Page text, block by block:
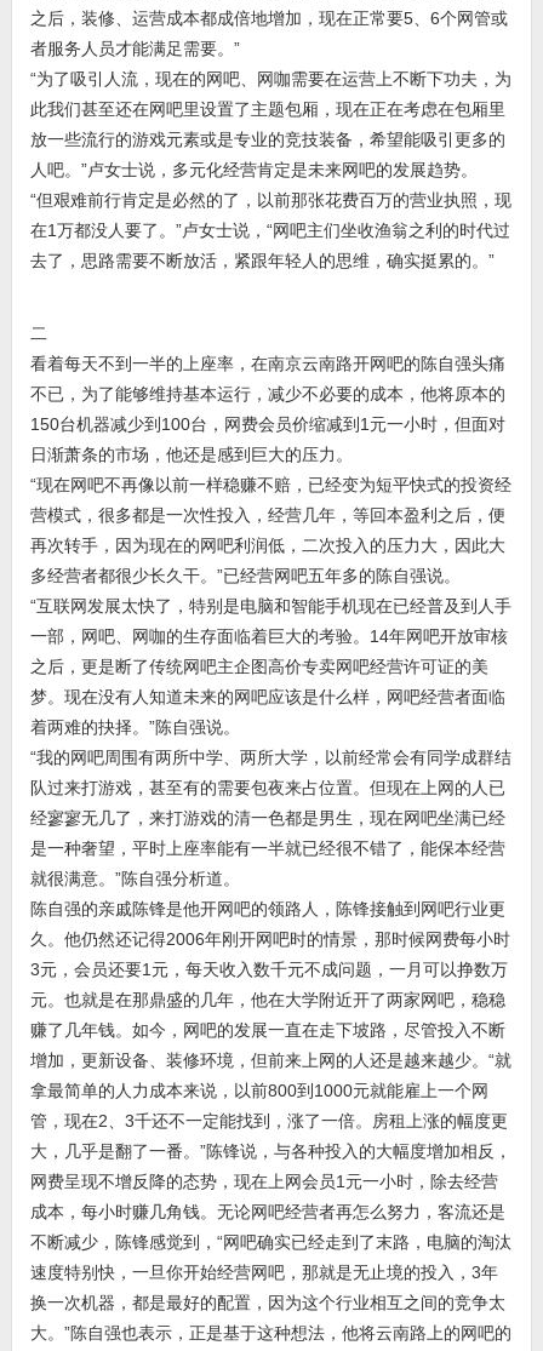
之后，装修、运营成本都成倍地增加，现在正常要5、6个网管或
者服务人员才能满足需要。”
“为了吸引人流，现在的网吧、网咖需要在运营上不断下功夫，为
此我们甚至还在网吧里设置了主题包厢，现在正在考虑在包厢里
放一些流行的游戏元素或是专业的竞技装备，希望能吸引更多的
人吧。”卢女士说，多元化经营肯定是未来网吧的发展趋势。
“但艰难前行肯定是必然的了，以前那张花费百万的营业执照，现
在1万都没人要了。”卢女士说，“网吧主们坐收渔翁之利的时代过
去了，思路需要不断放活，紧跟年轻人的思维，确实挺累的。”
二
看着每天不到一半的上座率，在南京云南路开网吧的陈自强头痛
不已，为了能够维持基本运行，减少不必要的成本，他将原本的
150台机器减少到100台，网费会员价缩减到1元一小时，但面对
日渐萧条的市场，他还是感到巨大的压力。
“现在网吧不再像以前一样稳赚不赔，已经变为短平快式的投资经
营模式，很多都是一次性投入，经营几年，等回本盈利之后，便
再次转手，因为现在的网吧利润低，二次投入的压力大，因此大
多经营者都很少长久干。”已经营网吧五年多的陈自强说。
“互联网发展太快了，特别是电脑和智能手机现在已经普及到人手
一部，网吧、网咖的生存面临着巨大的考验。14年网吧开放审核
之后，更是断了传统网吧主企图高价专卖网吧经营许可证的美
梦。现在没有人知道未来的网吧应该是什么样，网吧经营者面临
着两难的抉择。”陈自强说。
“我的网吧周围有两所中学、两所大学，以前经常会有同学成群结
队过来打游戏，甚至有的需要包夜来占位置。但现在上网的人已
经寥寥无几了，来打游戏的清一色都是男生，现在网吧坐满已经
是一种奢望，平时上座率能有一半就已经很不错了，能保本经营
就很满意。”陈自强分析道。
陈自强的亲戚陈锋是他开网吧的领路人，陈锋接触到网吧行业更
久。他仍然还记得2006年刚开网吧时的情景，那时候网费每小时
3元，会员还要1元，每天收入数千元不成问题，一月可以挣数万
元。也就是在那鼎盛的几年，他在大学附近开了两家网吧，稳稳
赚了几年钱。如今，网吧的发展一直在走下坡路，尽管投入不断
增加，更新设备、装修环境，但前来上网的人还是越来越少。“就
拿最简单的人力成本来说，以前800到1000元就能雇上一个网
管，现在2、3千还不一定能找到，涨了一倍。房租上涨的幅度更
大，几乎是翻了一番。”陈锋说，与各种投入的大幅度增加相反，
网费呈现不增反降的态势，现在上网会员1元一小时，除去经营
成本，每小时赚几角钱。无论网吧经营者再怎么努力，客流还是
不断减少，陈锋感觉到，“网吧确实已经走到了末路，电脑的淘汰
速度特别快，一旦你开始经营网吧，那就是无止境的投入，3年
换一次机器，都是最好的配置，因为这个行业相互之间的竞争太
大。”陈自强也表示，正是基于这种想法，他将云南路上的网吧的